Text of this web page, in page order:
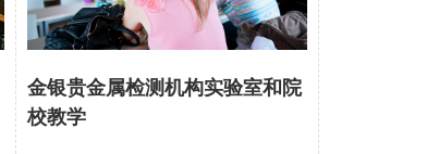
金银贵金属检测机构实验室和院
校教学